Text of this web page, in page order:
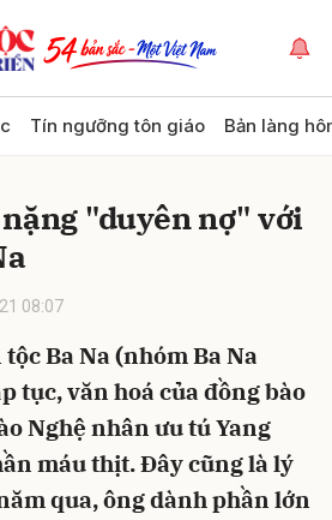
Tín ngưỡng tôn giáo Bản làng
"duyên nợ" với
08:07
Ba Na (nhóm Ba Na
tục, văn hoá của đồng bào
Nghệ nhân ưu tú Yang
máu thịt. Đây cũng là lý
qua, ông dành phần lớn
Hủy